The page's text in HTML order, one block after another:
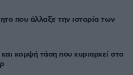
που άλλαξε την ιστορία των
κομψή τάση που κυριαρχεί στο